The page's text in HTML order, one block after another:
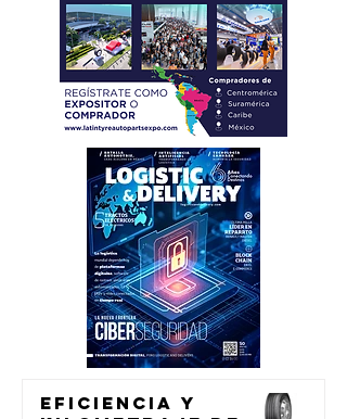
Eficiencia y